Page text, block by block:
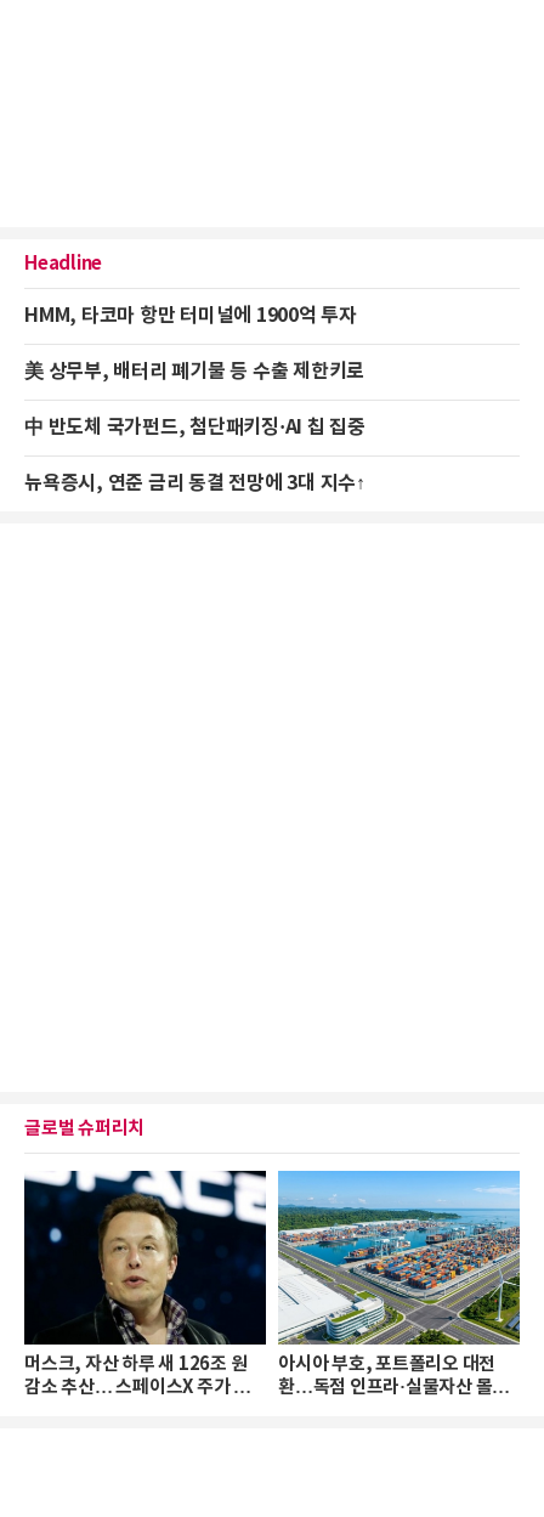
Headline
HMM, 타코마 항만 터미널에 1900억 투자
美 상무부, 배터리 폐기물 등 수출 제한키로
中 반도체 국가펀드, 첨단패키징·AI 칩 집중
뉴욕증시, 연준 금리 동결 전망에 3대 지수↑
글로벌 슈퍼리치
머스크, 자산 하루 새 126조 원
감소 추산… 스페이스X 주가 하
아시아 부호, 포트폴리오 대전
환…독점 인프라·실물자산 몰린